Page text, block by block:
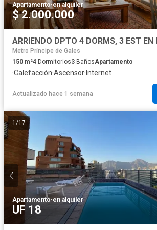
Apartamento·en alquiler
$ 2.000.000
Metro Príncipe de Gales
150 m²4 Dormitorios3 BañosApartamento
·Calefacción·Ascensor· Internet
Actualizado hace 1 semana
1 /17
Apartamento·en alquiler
UF 18